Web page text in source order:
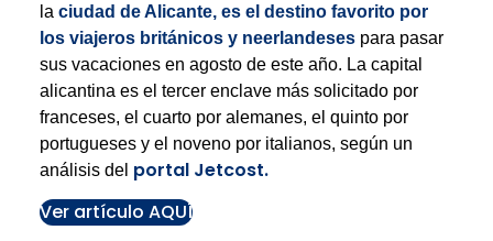
la ciudad de Alicante, es el destino favorito por
los viajeros británicos y neerlandesespara pasar
sus vacaciones en agosto de este año. La capital
alicantina es el tercer enclave más solicitado por
franceses, el cuarto por alemanes, el quinto por
portugueses y el noveno por italianos, según un
análisis del portal Jetcost.
Ver artículo AQUÍ